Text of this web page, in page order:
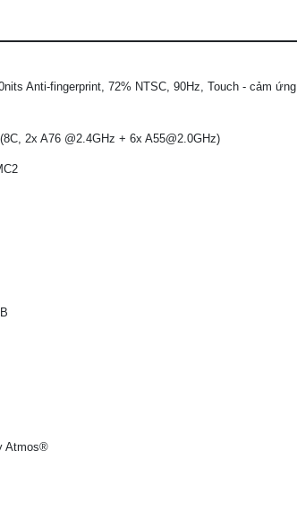
Anti-fingerprint, 72% NTSC, 90Hz, Touch - cảm ứng
2x A76 @2.4GHz + 6x A55@2.0GHz)
Atmos®